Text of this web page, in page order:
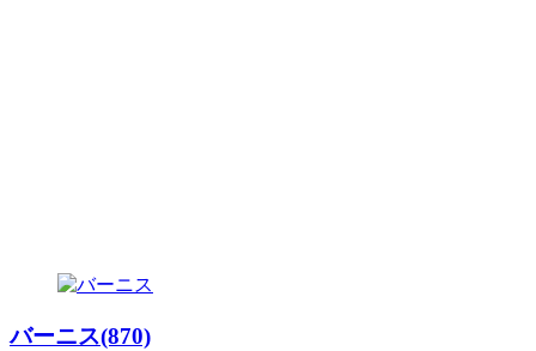
バーニス(870)